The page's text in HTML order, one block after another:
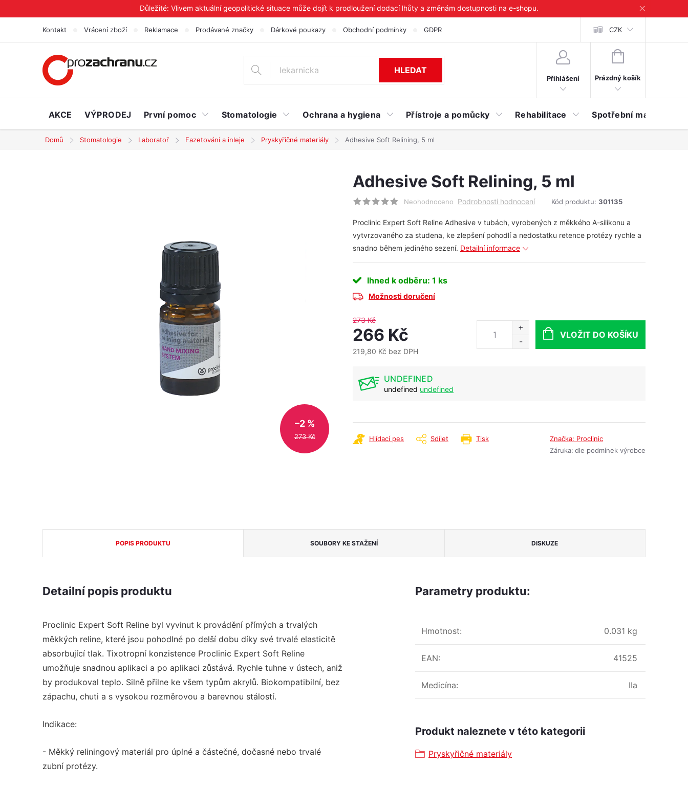
Důležité: Vlivem aktuální geopolitické situace může dojít k prodloužení dodací lhůty a změnám dostupnosti na e-shopu.
Kontakt Vrácení zboží Reklamace Prodávané značky Dárkové poukazy Obchodní podmínky GDPR CZK
HLEDAT
Přihlášení
NÁKUPNÍ
Prázdný košík
AKCE VÝPRODEJ První pomoc Stomatologie Ochrana a hygiena Přístroje a pomůcky Rehabilitace Spotřební materiál
Domů Stomatologie Laboratoř Fazetování a inleje Pryskyřičné materiály Adhesive Soft Relining, 5 ml
273 Kč
–2 %
Adhesive Soft Relining, 5 ml
Neohodnoceno Podrobnosti hodnocení Kód produktu: 301135
Proclinic Expert Soft Reline Adhesive v tubách, vyrobených z měkkého A-silikonu a
vytvrzovaného za studena, ke zlepšení pohodlí a nedostatku retence protézy rychle a
snadno během jediného sezení. Detailní informace
Ihned k odběru: 1 ks
Možnosti doručení
273 Kč
266 Kč
219,80 Kč bez DPH
VLOŽIT DO KOŠÍKU
UNDEFINED
undefined undefined
Tisk
Hlídací pes Sdílet Značka: Proclinic
Záruka: dle podmínek výrobce
POPIS PRODUKTU SOUBORY KE STAŽENÍ DISKUZE
Detailní popis produktu
Proclinic Expert Soft Reline byl vyvinut k provádění přímých a trvalých
měkkých reline, které jsou pohodlné po delší dobu díky své trvalé elasticitě
absorbující tlak. Tixotropní konzistence Proclinic Expert Soft Reline
umožňuje snadnou aplikaci a po aplikaci zůstává. Rychle tuhne v ústech, aniž
by produkoval teplo. Silně přilne ke všem typům akrylů. Biokompatibilní, bez
zápachu, chuti a s vysokou rozměrovou a barevnou stálostí.
Indikace:
- Měkký reliningový materiál pro úplné a částečné, dočasné nebo trvalé
zubní protézy.
Parametry produktu:
Hmotnost: 0.031 kg
EAN: 41525
Medicína: IIa
Produkt naleznete v této kategorii
Pryskyřičné materiály